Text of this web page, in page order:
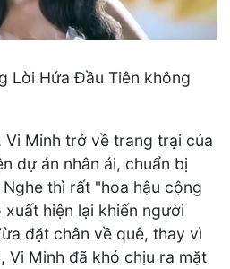
Lời Hứa Đầu Tiên không
Vi Minh trở về trang trại của
dự án nhân ái, chuẩn bị
thì rất "hoa hậu cộng
hiện lại khiến người
đặt chân về quê, thay vì
Vi Minh đã khó chịu ra mặt